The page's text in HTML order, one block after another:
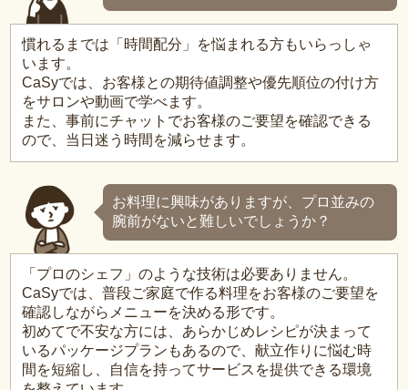
慣れるまでは「時間配分」を悩まれる方もいらっしゃ
います。
CaSyでは、お客様との期待値調整や優先順位の付け方
をサロンや動画で学べます。
また、事前にチャットでお客様のご要望を確認できる
ので、当日迷う時間を減らせます。
お料理に興味がありますが、プロ並みの
腕前がないと難しいでしょうか？
「プロのシェフ」のような技術は必要ありません。
CaSyでは、普段ご家庭で作る料理をお客様のご要望を
確認しながらメニューを決める形です。
初めてで不安な方には、あらかじめレシピが決まって
いるパッケージプランもあるので、献立作りに悩む時
間を短縮し、自信を持ってサービスを提供できる環境